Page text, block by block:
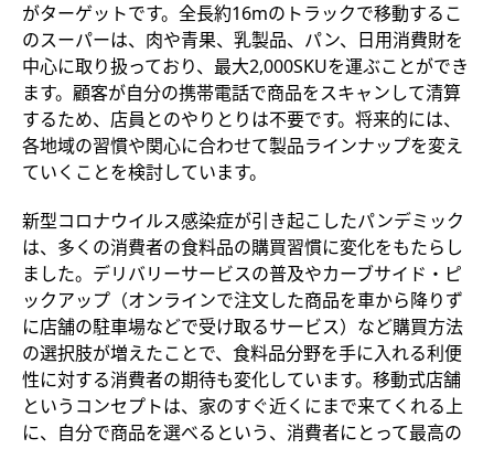
がターゲットです。全長約16mのトラックで移動するこ
のスーパーは、肉や青果、乳製品、パン、日用消費財を
中心に取り扱っており、最大2,000SKUを運ぶことができ
ます。顧客が自分の携帯電話で商品をスキャンして清算
するため、店員とのやりとりは不要です。将来的には、
各地域の習慣や関心に合わせて製品ラインナップを変え
ていくことを検討しています。
新型コロナウイルス感染症が引き起こしたパンデミック
は、多くの消費者の食料品の購買習慣に変化をもたらし
ました。デリバリーサービスの普及やカーブサイド・ピ
ックアップ（オンラインで注文した商品を車から降りず
に店舗の駐車場などで受け取るサービス）など購買方法
の選択肢が増えたことで、食料品分野を手に入れる利便
性に対する消費者の期待も変化しています。移動式店舗
というコンセプトは、家のすぐ近くにまで来てくれる上
に、自分で商品を選べるという、消費者にとって最高の